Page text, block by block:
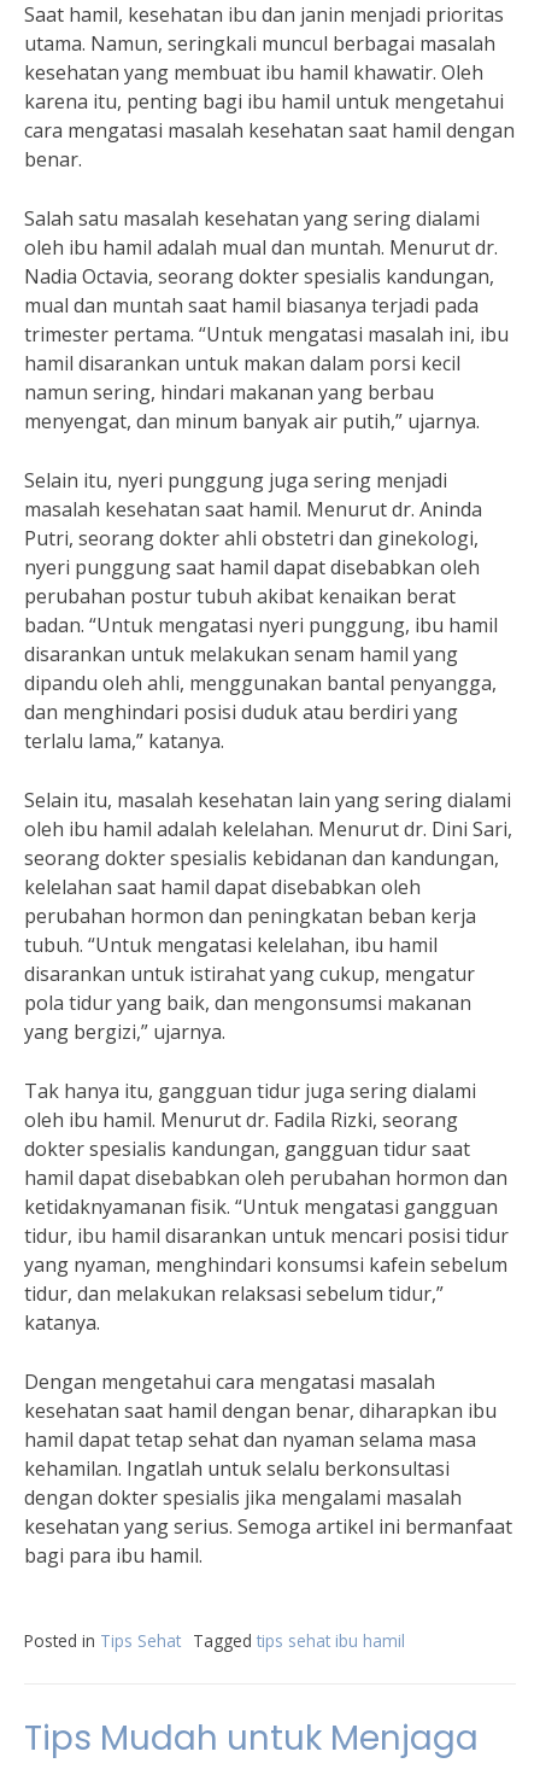
Saat hamil, kesehatan ibu dan janin menjadi prioritas
utama. Namun, seringkali muncul berbagai masalah
kesehatan yang membuat ibu hamil khawatir. Oleh
karena itu, penting bagi ibu hamil untuk mengetahui
cara mengatasi masalah kesehatan saat hamil dengan
benar.
Salah satu masalah kesehatan yang sering dialami
oleh ibu hamil adalah mual dan muntah. Menurut dr.
Nadia Octavia, seorang dokter spesialis kandungan,
mual dan muntah saat hamil biasanya terjadi pada
trimester pertama. “Untuk mengatasi masalah ini, ibu
hamil disarankan untuk makan dalam porsi kecil
namun sering, hindari makanan yang berbau
menyengat, dan minum banyak air putih,” ujarnya.
Selain itu, nyeri punggung juga sering menjadi
masalah kesehatan saat hamil. Menurut dr. Aninda
Putri, seorang dokter ahli obstetri dan ginekologi,
nyeri punggung saat hamil dapat disebabkan oleh
perubahan postur tubuh akibat kenaikan berat
badan. “Untuk mengatasi nyeri punggung, ibu hamil
disarankan untuk melakukan senam hamil yang
dipandu oleh ahli, menggunakan bantal penyangga,
dan menghindari posisi duduk atau berdiri yang
terlalu lama,” katanya.
Selain itu, masalah kesehatan lain yang sering dialami
oleh ibu hamil adalah kelelahan. Menurut dr. Dini Sari,
seorang dokter spesialis kebidanan dan kandungan,
kelelahan saat hamil dapat disebabkan oleh
perubahan hormon dan peningkatan beban kerja
tubuh. “Untuk mengatasi kelelahan, ibu hamil
disarankan untuk istirahat yang cukup, mengatur
pola tidur yang baik, dan mengonsumsi makanan
yang bergizi,” ujarnya.
Tak hanya itu, gangguan tidur juga sering dialami
oleh ibu hamil. Menurut dr. Fadila Rizki, seorang
dokter spesialis kandungan, gangguan tidur saat
hamil dapat disebabkan oleh perubahan hormon dan
ketidaknyamanan fisik. “Untuk mengatasi gangguan
tidur, ibu hamil disarankan untuk mencari posisi tidur
yang nyaman, menghindari konsumsi kafein sebelum
tidur, dan melakukan relaksasi sebelum tidur,”
katanya.
Dengan mengetahui cara mengatasi masalah
kesehatan saat hamil dengan benar, diharapkan ibu
hamil dapat tetap sehat dan nyaman selama masa
kehamilan. Ingatlah untuk selalu berkonsultasi
dengan dokter spesialis jika mengalami masalah
kesehatan yang serius. Semoga artikel ini bermanfaat
bagi para ibu hamil.
Posted in Tips Sehat Tagged tips sehat ibu hamil
Tips Mudah untuk Menjaga